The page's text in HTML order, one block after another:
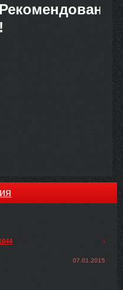
Рекомендовано
!
07.01.2015